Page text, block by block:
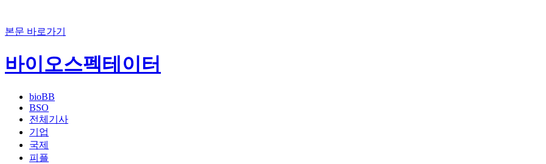
본문 바로가기
바이오스펙테이터
bioBB
BSO
전체기사
기업
국제
피플